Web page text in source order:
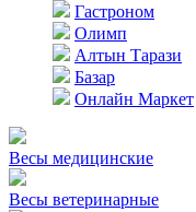
Гастроном
Олимп
Алтын Тарази
Базар
Онлайн Маркет
Весы медицинские
Весы ветеринарные